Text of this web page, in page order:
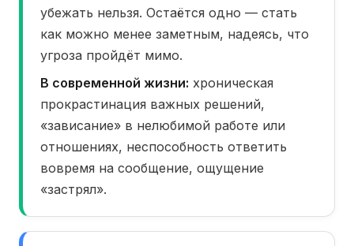
убежать нельзя. Остаётся одно — стать
как можно менее заметным, надеясь, что
угроза пройдёт мимо.
В современной жизни: хроническая
прокрастинация важных решений,
«зависание» в нелюбимой работе или
отношениях, неспособность ответить
вовремя на сообщение, ощущение
«застрял».